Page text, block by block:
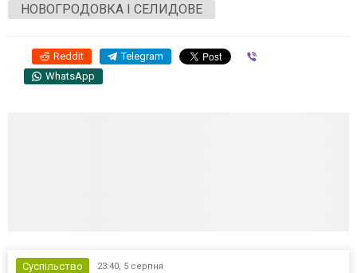
НОВОГРОДОВКА І СЕЛИДОВЕ
Reddit Telegram
WhatsApp
Суспільство 23:40, 5 серпня